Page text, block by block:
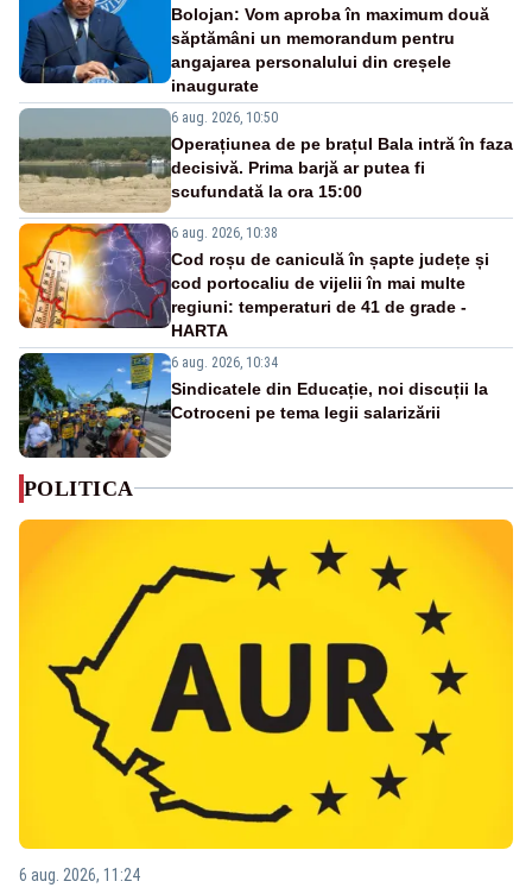
Bolojan: Vom aproba în maximum două
săptămâni un memorandum pentru
angajarea personalului din creșele
inaugurate
6 aug. 2026, 10:50
Operațiunea de pe brațul Bala intră în faza
decisivă. Prima barjă ar putea fi
scufundată la ora 15:00
6 aug. 2026, 10:38
Cod roșu de caniculă în șapte județe și
cod portocaliu de vijelii în mai multe
regiuni: temperaturi de 41 de grade -
HARTA
6 aug. 2026, 10:34
Sindicatele din Educație, noi discuții la
Cotroceni pe tema legii salarizării
POLITICA
6 aug. 2026, 11:24